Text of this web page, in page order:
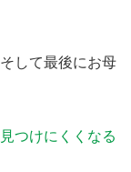
して最後にお母
つけにくくなる